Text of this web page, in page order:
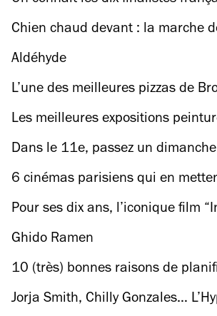
S.Pellegrino Young Chef
de la cuisine !
Chien chaud devant : la marche
de retour en 2024 à Paris
Aldéhyde
L’une des meilleures pizzas de
débarque à Paris pour la Fashion
Les meilleures expositions
Paris
Dans le 11e, passez un
des viticulteurs nature au top (et
vins ! )
6 cinémas parisiens qui en
yeux avant le début du film
Pour ses dix ans, l’iconique film
Christopher Nolan ressort en
semaine
Ghido Ramen
10 (très) bonnes raisons de
Zurich cet automne
Jorja Smith, Chilly Gonzales…